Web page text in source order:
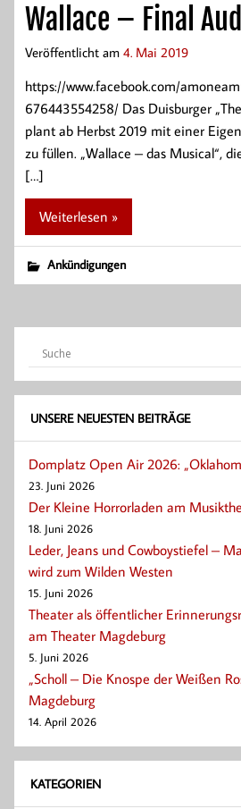
Wallace – Final
Veröffentlicht am 4. Mai 2019
https://www.facebook.com/
676443554258/ Das Duisburger
plant ab Herbst 2019 mit einer
zu füllen. „Wallace – das Musical“,
[…]
Weiterlesen »
Ankündigungen
UNSERE NEUESTEN BEITRÄGE
Domplatz Open Air 2026:
23. Juni 2026
Der Kleine Horrorladen am
18. Juni 2026
Leder, Jeans und Cowboystiefel –
wird zum Wilden Westen
15. Juni 2026
Theater als öffentlicher
am Theater Magdeburg
5. Juni 2026
„Scholl – Die Knospe der Weißen
Magdeburg
14. April 2026
KATEGORIEN